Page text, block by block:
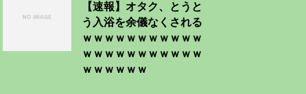
【速報】オタク、とうと
う入浴を余儀なくされる
ｗｗｗｗｗｗｗｗｗｗｗ
ｗｗｗｗｗｗｗｗｗｗｗ
ｗｗｗｗｗｗ